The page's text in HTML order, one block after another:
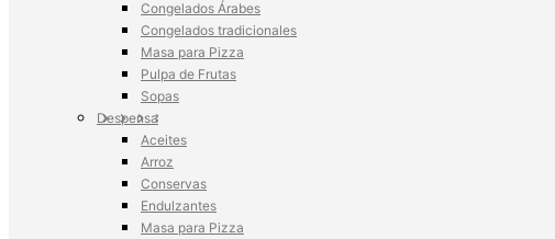
Congelados Árabes
Congelados tradicionales
Masa para Pizza
Pulpa de Frutas
Sopas
Despensa
Aceites
Arroz
Conservas
Endulzantes
Masa para Pizza